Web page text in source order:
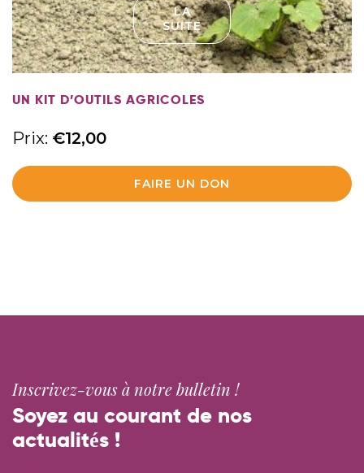
LA
SUITE
UN KIT D’OUTILS AGRICOLES
Prix: €12,00
FAIRE UN DON
Inscrivez-vous à notre bulletin !
Soyez au courant de nos
actualités !